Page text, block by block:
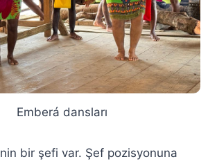
Emberá dansları
bir şefi var. Şef pozisyonuna